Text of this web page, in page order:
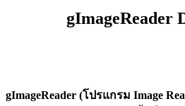
gImageReader
gImageReader (โปรแกรม Image